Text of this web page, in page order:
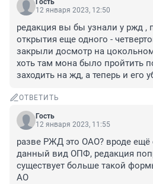
Гость
12 января 2023, 12:50
редакция вы бы узнали у ржд ,
открытия еще одного -
закрыли досмотр на
хоть там мона было пройтить
заходить на жд, а теперь и его
ОТВЕТИТЬ
Гость
12 января 2023, 11:55
разве РЖД это ОАО? вроде ещё
данный вид ОПФ, редакция
существует больше такой
АО